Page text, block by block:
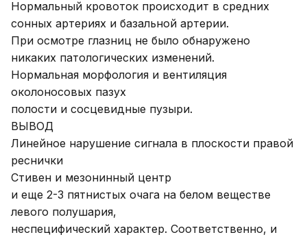
Нормальный кровоток происходит в средних
сонных артериях и базальной артерии.
При осмотре глазниц не было обнаружено
никаких патологических изменений.
Нормальная морфология и вентиляция
околоносовых пазух
полости и сосцевидные пузыри.
ВЫВОД
Линейное нарушение сигнала в плоскости правой
реснички
Стивен и мезонинный центр
и еще 2-3 пятнистых очага на белом веществе
левого полушария,
неспецифический характер. Соответственно, и